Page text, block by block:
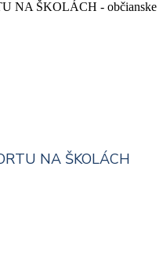
NA ŠKOLÁCH - občianske
NA ŠKOLÁCH